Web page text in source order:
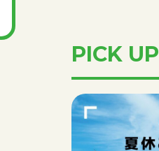
PICK UP